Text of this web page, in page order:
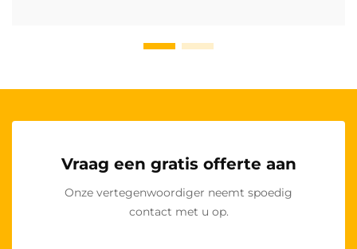
Vraag een gratis offerte aan
Onze vertegenwoordiger neemt spoedig
contact met u op.